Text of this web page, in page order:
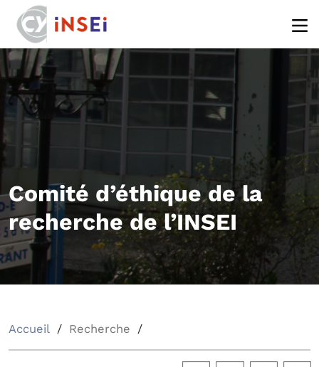
Comité d’éthique de la
recherche de l’INSEI
Accueil Recherche